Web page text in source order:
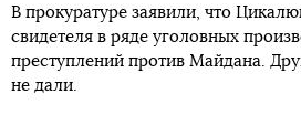
В прокуратуре заявили, что
свидетеля в ряде уголовных
преступлений против Майдана.
не дали.